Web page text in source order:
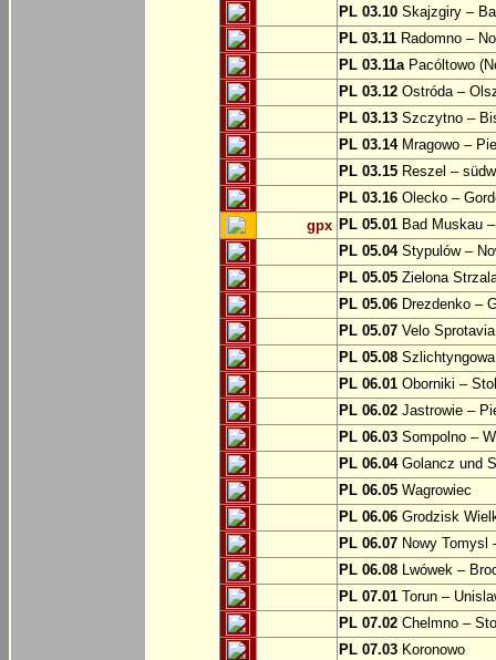
PL 03.10 Skajzgiry –
PL 03.11 Radomno –
PL 03.11aPacóltowo
PL 03.12 Ostróda –
PL 03.13 Szczytno –
PL 03.14Mragowo –
PL 03.15 Reszel –
PL 03.16 Olecko –
gpx PL 05.01 Bad Muskau
PL 05.04Stypulów –
PL 05.05 Zielona
PL 05.06 Drezdenko –
PL 05.07 Velo
PL 05.08 Szlichtyngowa
PL 06.01 Oborniki –
PL 06.02 Jastrowie –
PL 06.03 Sompolno –
PL 06.04Golancz und
PL 06.05 Wagrowiec
PL 06.06 Grodzisk
PL 06.07 Nowy Tomysl
PL 06.08 Lwówek –
PL 07.01 Torun –
PL 07.02 Chelmno –
PL 07.03 Koronowo